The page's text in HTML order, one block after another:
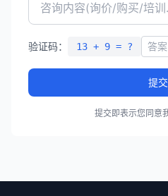
验证码： 13 + 9 = ?
提交
提交即表示您同意